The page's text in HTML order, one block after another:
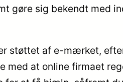
gøre sig bekendt med
støttet af e-mærket,
med at online firmaet